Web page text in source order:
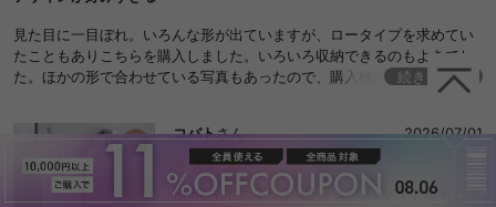
ィンテージ ビンテージ風 高級感 可動棚 食器 脚
付き コード穴
見た目に一目ぼれ。いろんな形が出ていますが、ロータイプを求めてい
たこともありこちらを購入しました。いろいろ収納できるのもよきでし
た。ほかの形で合わせている写真もあったので、購入検討しよと思って
続きを見る
コバトさん
2026/07/01
4
幅90 キャビネット 棚 チェスト サイドキャビネ